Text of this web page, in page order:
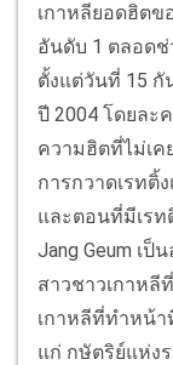
เกาหลียอดฮิตข
อันดับ 1 ตลอดช่
ตั้งแต่วันที่ 15 กั
ปี 2004 โดยละ
ความฮิตที่ไม่เค
การกวาดเรทติ้
และตอนที่มีเรท
Jang Geum เ
สาวชาวเกาหลี
เกาหลีที่ทำหน้า
แก่ กษัตริย์แห่ง